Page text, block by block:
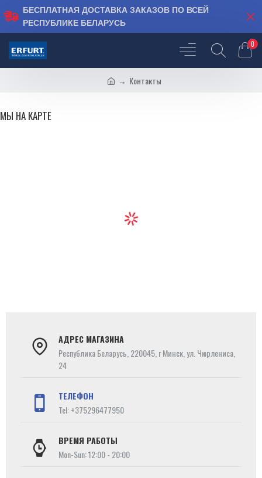
БЕСПЛАТНАЯ ДОСТАВКА ЗАКАЗОВ ПО ВСЕЙ
РЕСПУБЛИКЕ БЕЛАРУСЬ
0
Контакты
МЫ НА КАРТЕ
АДРЕС МАГАЗИНА
Республика Беларусь, 220045, г Минск, ул. Чюрлениса,
24
ТЕЛЕФОН
Tel: +375296477950
ВРЕМЯ РАБОТЫ
Mon-Sun: 12:00 - 20:00